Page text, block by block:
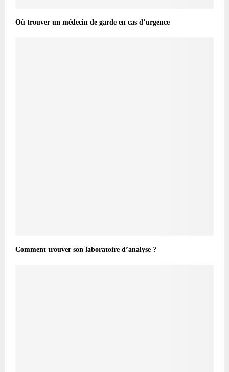
Où trouver un médecin de garde en cas d’urgence
Comment trouver son laboratoire d’analyse ?